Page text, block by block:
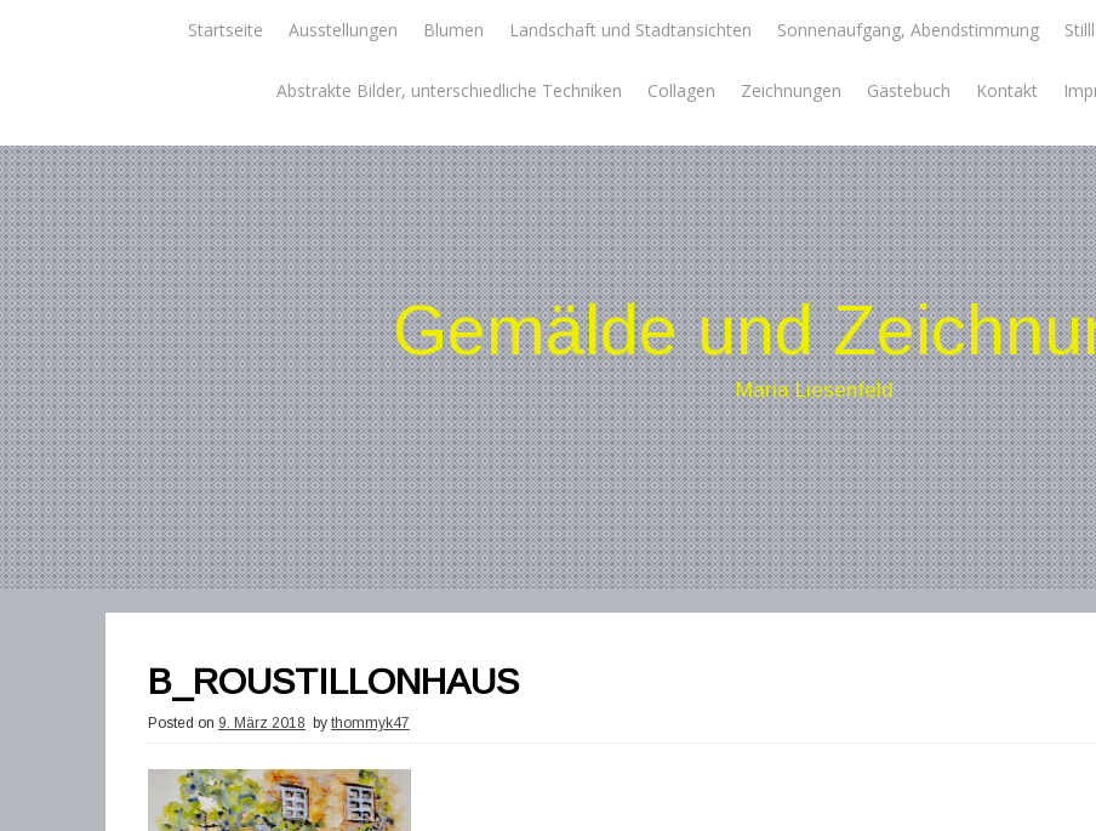
Startseite Ausstellungen Blumen Landschaft und Stadtansichten Sonnenaufgang, Abendstimmung
Abstrakte Bilder, unterschiedliche Techniken Collagen Zeichnungen Gästebuch Kontakt
Gemälde und
Maria Liesenfeld
B_ROUSTILLONHAUS
Posted on 9. März 2018 by thommyk47